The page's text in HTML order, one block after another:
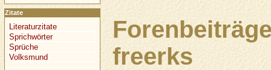
freerks
Zitate
Literaturzitate
Sprichwörter
Sprüche
Volksmund